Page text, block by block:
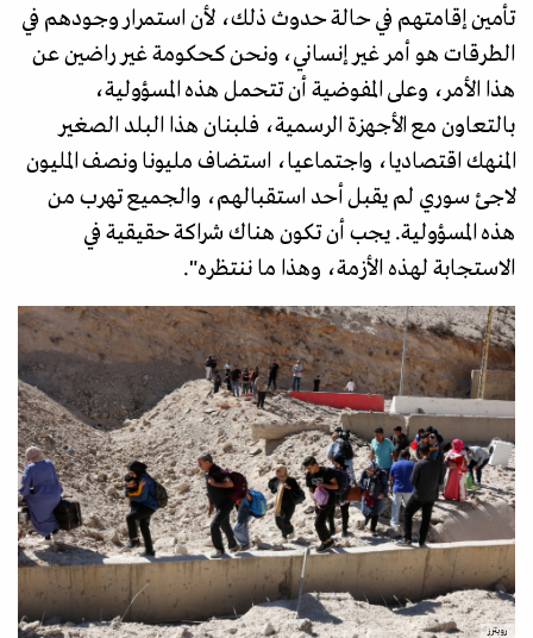
تأمين إقامتهم في حالة حدوث ذلك، لأن استمرار وجودهم في
الطرقات هو أمر غير إنساني، ونحن كحكومة غير راضين عن
هذا الأمر، وعلى المفوضية أن تتحمل هذه المسؤولية،
بالتعاون مع الأجهزة الرسمية، فلبنان هذا البلد الصغير
المنهك اقتصاديا، واجتماعيا، استضاف مليونا ونصف المليون
لاجئ سوري لم يقبل أحد استقبالهم، والجميع تهرب من
هذه المسؤولية. يجب أن تكون هناك شراكة حقيقية في
الاستجابة لهذه الأزمة، وهذا ما ننتظره".
رويترز